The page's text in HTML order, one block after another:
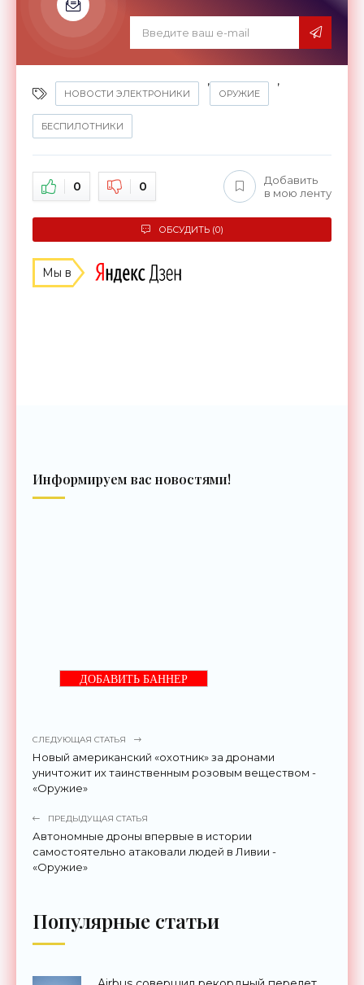
НОВОСТИ ЭЛЕКТРОНИКИ
,
ОРУЖИЕ
,
БЕСПИЛОТНИКИ
0 0
Добавить
в мою ленту
ОБСУДИТЬ (0)
Мы в
Информируем вас новостями!
ДОБАВИТЬ БАННЕР
СЛЕДУЮЩАЯ СТАТЬЯ
Новый американский «охотник» за дронами
уничтожит их таинственным розовым веществом -
«Оружие»
ПРЕДЫДУЩАЯ СТАТЬЯ
Автономные дроны впервые в истории
самостоятельно атаковали людей в Ливии -
«Оружие»
Популярные статьи